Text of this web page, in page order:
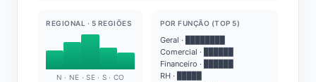
REGIONAL · 5 REGIÕES
N · NE · SE · S · CO
POR FUNÇÃO (TOP 5)
Geral · ████████
Comercial · ██████
Financeiro · ██████
RH · █████